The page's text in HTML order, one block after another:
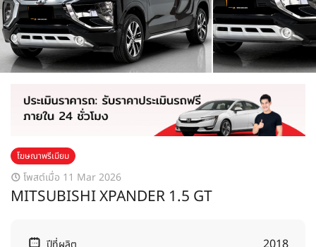
โฆษณาพรีเมียม
โพสต์เมื่อ 11 Mar 2026
MITSUBISHI XPANDER 1.5 GT